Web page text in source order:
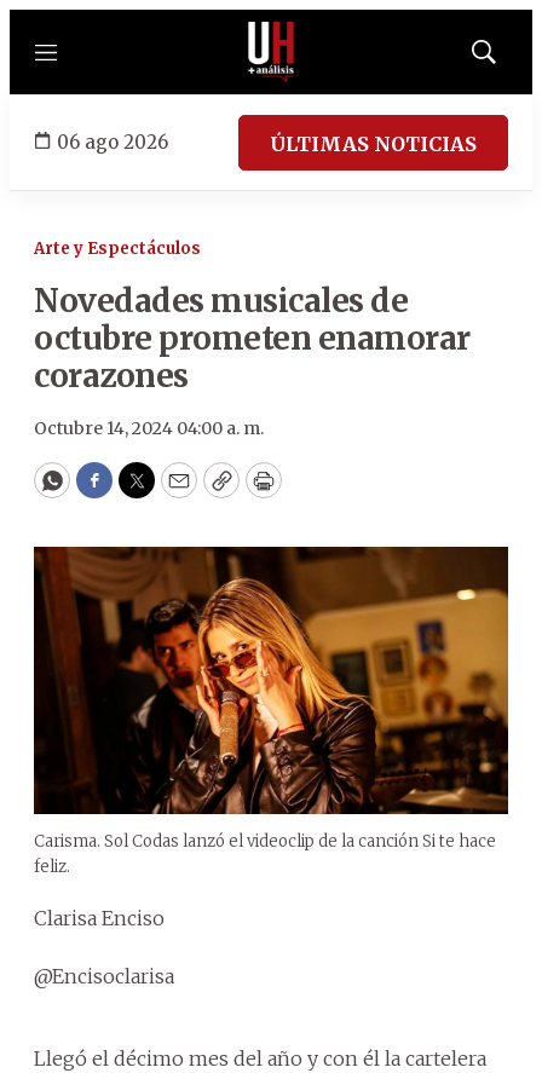
Menú
Mostrar
06 ago 2026 ÚLTIMAS NOTICIAS
Arte y Espectáculos
Novedades musicales de
octubre prometen enamorar
corazones
Octubre 14, 2024 04:00 a. m.
WhatsApp
Facebook
Twitter
EmailCopyPrint
Carisma. Sol Codas lanzó el videoclip de la canción Si te hace
feliz.
Clarisa Enciso
@Encisoclarisa
Llegó el décimo mes del año y con él la cartelera